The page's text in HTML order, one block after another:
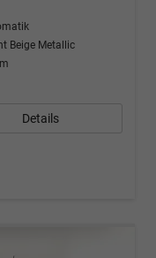
Beige Metallic
Details